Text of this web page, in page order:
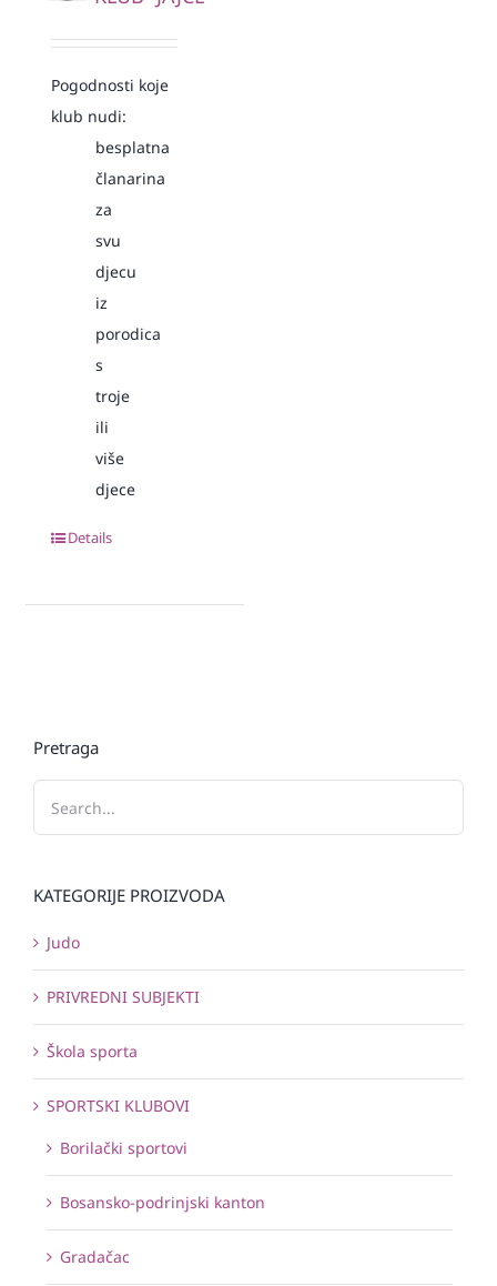
Pogodnosti koje
klub nudi:
besplatna
članarina
za
svu
djecu
iz
porodica
s
troje
ili
više
djece
Details
Pretraga
KATEGORIJE PROIZVODA
Judo
PRIVREDNI SUBJEKTI
Škola sporta
SPORTSKI KLUBOVI
Borilački sportovi
Bosansko-podrinjski kanton
Gradačac